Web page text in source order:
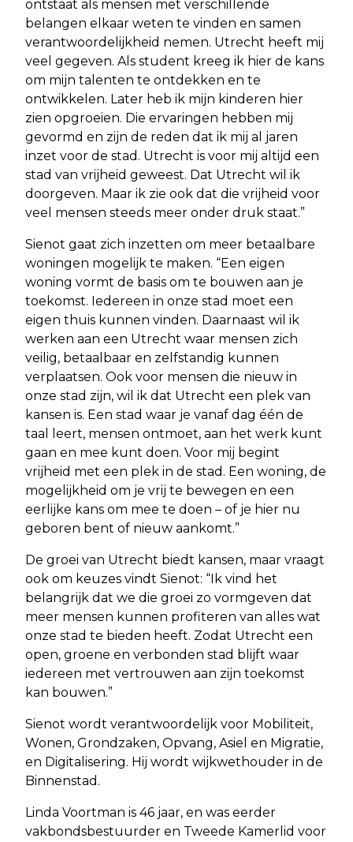
ontstaat als mensen met verschillende
belangen elkaar weten te vinden en samen
verantwoordelijkheid nemen. Utrecht heeft mij
veel gegeven. Als student kreeg ik hier de kans
om mijn talenten te ontdekken en te
ontwikkelen. Later heb ik mijn kinderen hier
zien opgroeien. Die ervaringen hebben mij
gevormd en zijn de reden dat ik mij al jaren
inzet voor de stad. Utrecht is voor mij altijd een
stad van vrijheid geweest. Dat Utrecht wil ik
doorgeven. Maar ik zie ook dat die vrijheid voor
veel mensen steeds meer onder druk staat.”
Sienot gaat zich inzetten om meer betaalbare
woningen mogelijk te maken. “Een eigen
woning vormt de basis om te bouwen aan je
toekomst. Iedereen in onze stad moet een
eigen thuis kunnen vinden. Daarnaast wil ik
werken aan een Utrecht waar mensen zich
veilig, betaalbaar en zelfstandig kunnen
verplaatsen. Ook voor mensen die nieuw in
onze stad zijn, wil ik dat Utrecht een plek van
kansen is. Een stad waar je vanaf dag één de
taal leert, mensen ontmoet, aan het werk kunt
gaan en mee kunt doen. Voor mij begint
vrijheid met een plek in de stad. Een woning, de
mogelijkheid om je vrij te bewegen en een
eerlijke kans om mee te doen – of je hier nu
geboren bent of nieuw aankomt.”
De groei van Utrecht biedt kansen, maar vraagt
ook om keuzes vindt Sienot: “Ik vind het
belangrijk dat we die groei zo vormgeven dat
meer mensen kunnen profiteren van alles wat
onze stad te bieden heeft. Zodat Utrecht een
open, groene en verbonden stad blijft waar
iedereen met vertrouwen aan zijn toekomst
kan bouwen.”
Sienot wordt verantwoordelijk voor Mobiliteit,
Wonen, Grondzaken, Opvang, Asiel en Migratie,
en Digitalisering. Hij wordt wijkwethouder in de
Binnenstad.
Linda Voortman is 46 jaar, en was eerder
vakbondsbestuurder en Tweede Kamerlid voor